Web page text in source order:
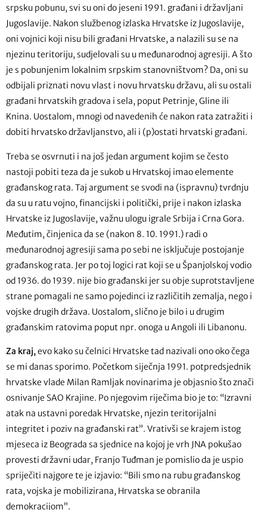
srpsku pobunu, svi su oni do jeseni 1991. građani i državljani
Jugoslavije. Nakon službenog izlaska Hrvatske iz Jugoslavije,
oni vojnici koji nisu bili građani Hrvatske, a nalazili su se na
njezinu teritoriju, sudjelovali su u međunarodnoj agresiji. A što
je s pobunjenim lokalnim srpskim stanovništvom? Da, oni su
odbijali priznati novu vlast i novu hrvatsku državu, ali su ostali
građani hrvatskih gradova i sela, poput Petrinje, Gline ili
Knina. Uostalom, mnogi od navedenih će nakon rata zatražiti i
dobiti hrvatsko državljanstvo, ali i (p)ostati hrvatski građani.
Treba se osvrnuti i na još jedan argument kojim se često
nastoji pobiti teza da je sukob u Hrvatskoj imao elemente
građanskog rata. Taj argument se svodi na (ispravnu) tvrdnju
da su u ratu vojno, financijski i politički, prije i nakon izlaska
Hrvatske iz Jugoslavije, važnu ulogu igrale Srbija i Crna Gora.
Međutim, činjenica da se (nakon 8. 10. 1991.) radi o
međunarodnoj agresiji sama po sebi ne isključuje postojanje
građanskog rata. Jer po toj logici rat koji se u Španjolskoj vodio
od 1936. do 1939. nije bio građanski jer su obje suprotstavljene
strane pomagali ne samo pojedinci iz različitih zemalja, nego i
vojske drugih država. Uostalom, slično je bilo i u drugim
građanskim ratovima poput npr. onoga u Angoli ili Libanonu.
Za kraj,evo kako su čelnici Hrvatske tad nazivali ono oko čega
se mi danas sporimo. Početkom siječnja 1991. potpredsjednik
hrvatske vlade Milan Ramljak novinarima je objasnio što znači
osnivanje SAO Krajine. Po njegovim riječima bio je to: “Izravni
atak na ustavni poredak Hrvatske, njezin teritorijalni
integritet i poziv na građanski rat”. Vrativši se krajem istog
mjeseca iz Beograda sa sjednice na kojoj je vrh JNA pokušao
provesti državni udar, Franjo Tuđman je pomislio da je uspio
spriječiti najgore te je izjavio: “Bili smo na rubu građanskog
rata, vojska je mobilizirana, Hrvatska se obranila
demokracijom”.